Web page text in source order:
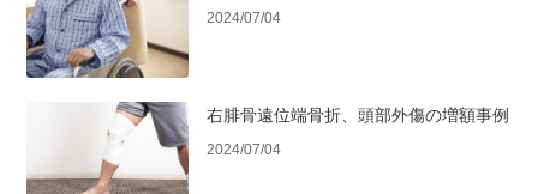
2024/07/04
右腓骨遠位端骨折、頭部外傷の増額事例
2024/07/04